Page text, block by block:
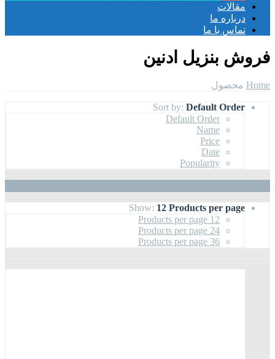
مقالات
درباره ما
تماس با ما
فروش بنزیل ادنین
Home محصول
Sort by: Default Order
Default Order
Name
Price
Date
Popularity
Show: 12 Products per page
12 Products per page
24 Products per page
36 Products per page